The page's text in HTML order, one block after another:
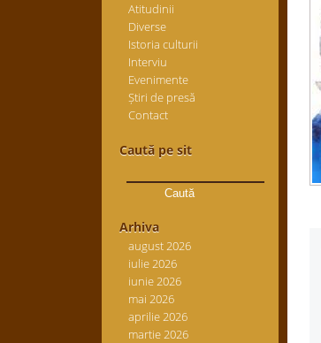
Atitudinii
Diverse
Istoria culturii
Interviu
Evenimente
Știri de presă
Contact
Caută pe sit
după:
Arhiva
august 2026
iulie 2026
iunie 2026
mai 2026
aprilie 2026
martie 2026